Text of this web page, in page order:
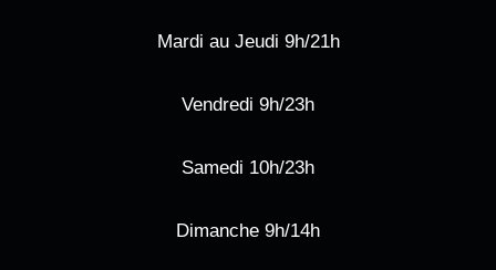
Mardi au Jeudi 9h/21h
Vendredi 9h/23h
Samedi 10h/23h
Dimanche 9h/14h